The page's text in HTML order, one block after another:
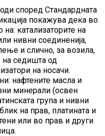
според Стандардната
покажува дека во
на: катализаторите на
нивни соединенија,
и слично, за возила,
на седишта од
на носачи.
нафтените масла и
минерали (освен
група и нивни
на прав, платината и
или во прав и други